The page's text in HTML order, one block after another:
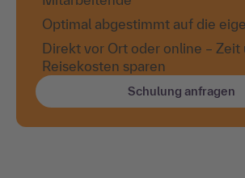
Optimal abgestimmt auf die
Direkt vor Ort oder online – Zeit
Reisekosten sparen
Schulung anfragen